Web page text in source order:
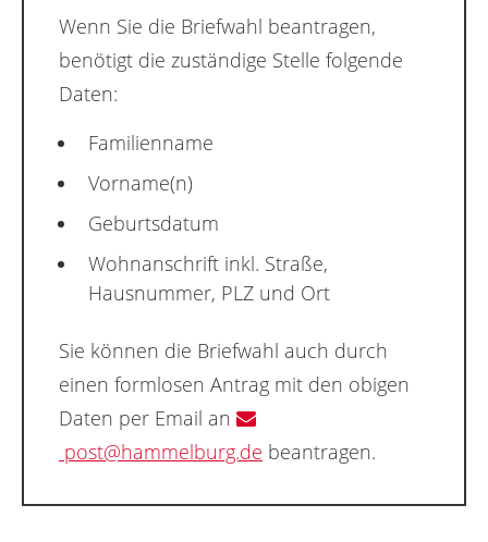
Wenn Sie die Briefwahl beantragen,
benötigt die zuständige Stelle folgende
Daten:
Familienname
Vorname(n)
Geburtsdatum
Wohnanschrift inkl. Straße,
Hausnummer, PLZ und Ort
Sie können die Briefwahl auch durch
einen formlosen Antrag mit den obigen
Daten per Email an
post@hammelburg.de beantragen.